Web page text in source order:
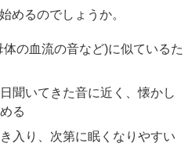
めるのでしょうか。
の血流の音など)に似ているた
聞いてきた音に近く、懐かし
る
入り、次第に眠くなりやすい